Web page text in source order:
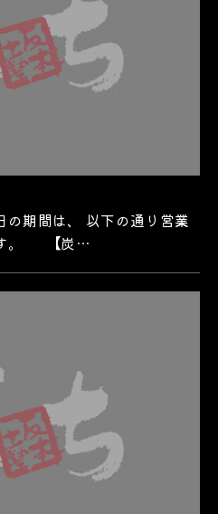
期間は、 以下の通り営業
す。 【炭…